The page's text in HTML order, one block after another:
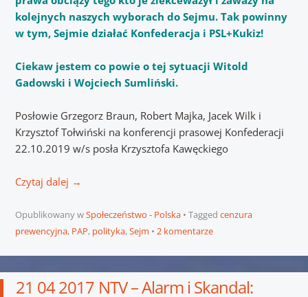
kolejnych naszych wyborach do Sejmu. Tak powinny
w tym, Sejmie działać Konfederacja i PSL+Kukiz!
Ciekaw jestem co powie o tej sytuacji Witold
Gadowski i Wojciech Sumliński.
Posłowie Grzegorz Braun, Robert Majka, Jacek Wilk i
Krzysztof Tołwiński na konferencji prasowej Konfederacji
22.10.2019 w/s posła Krzysztofa Kawęckiego
Czytaj dalej →
Opublikowany wSpołeczeństwo - Polska Tagged cenzura
prewencyjna, PAP, polityka,Sejm 2 komentarze
21 04 2017 NTV – Alarm i Skandal: